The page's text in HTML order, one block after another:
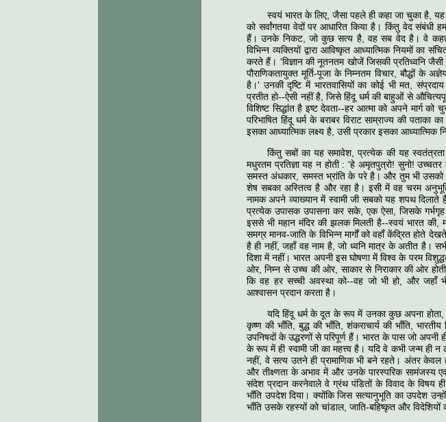
स्वयं भारत के लिए, जैसा पहले ही कहा जा चुका है, यह
को सर्वांगतया वेदों पर आधारित किया है। किंतु वेद संबंधी
हैं। उनके निकट, जो कुछ सत्य है, वह सब वेद है। वे कहते
विभिन्न व्यक्तियों द्वारा आविष्कृत आध्यात्मिक नियमों
करते हैं। 'विज्ञान की नूतनतम खोजें जिसकी प्रतिध्वनि
पौराणिकतायुक्त मूर्ति-पूजा के निम्नतम विचार, बौद्धों के
है।' उनकी दृष्टि में भारतवासियों का कोई भी मत,
प्रतीत हो--ऐसी नहीं है, जिसे हिंदू धर्म की बाहुओं से
विशिष्ट सिद्धांत है इष्ट देवता--हर आत्मा को अपने
परिभाषित हिंदू धर्म के बराबर विराट साम्राज्य की पताका
इसका आध्यात्मिक लक्ष्य है, उसी प्रकार इसका आध्यात्मिक
किंतु सबों का यह समावेश, प्रत्येक की यह स्वतंत्रता
मधुरतम प्रतिज्ञा यह न होती : 'हे अमृतपुत्रो! सुनो!
समस्त अंधकार, समस्त भ्रांति के परे है। और तुम भी उसको
शेष सबका अस्तित्व है और रहा है। इसी में वह चरम
नामक अपने व्याख्यान में स्वामी जी सबको यह शपथ
प्रत्येक उपासक उपासना कर सके, एक ऐसा, जिसके
इससे भी महान मंदिर की झलक मिलती है--स्वयं भारत की,
समग्र मानव-जाति के विभिन्न मार्गों को वहाँ केंद्रित होते
है ही नहीं, जहाँ वह नाम है, जो ध्वनि मात्र के अतीत है।
दिशा में नहीं। भारत अपनी इस घोषणा में विश्व के परम
ओर, निम्न से उच्च की ओर, साकार से निराकार की ओर
कि वह हर सच्ची अवस्था को--वह जो भी हो, और जहाँ
आश्वासन प्रदान करता है।
यदि हिंदू धर्म के दूत के रूप में उनका कुछ अपना होता,
कृष्ण की भाँति, बुद्ध की भाँति, शंकराचार्य की भाँति,
उपनिषदों के उद्धरणों से परिपूर्ण हैं। भारत के पास जो अपनी
के रूप में ही स्वामी जी का महत्त्व है। यदि वे कभी जन्म ही
नहीं, वे सत्य उतने ही प्रामाणिक भी बने रहते। अंतर केवल
और तीक्ष्णता के अभाव में और उनके पारस्परिक सामंजस्य
संदेश प्रदान करनेवाले वे ग्रंथ पंडितों के विवाद के विषय
भाँति उपदेश दिया। क्योंकि जिस सत्यानुभूति का उपदेश
भाँति उसके रहस्यों को चांडाल, जाति-बहिष्कृत और विदेशियों